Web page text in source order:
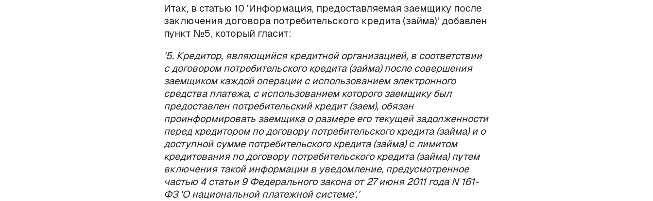
Итак, в статью 10 'Информация, предоставляемая заемщику после
заключения договора потребительского кредита (займа)' добавлен
пункт №5, который гласит:
'5. Кредитор, являющийся кредитной организацией, в соответствии
с договором потребительского кредита (займа) после совершения
заемщиком каждой операции с использованием электронного
средства платежа, с использованием которого заемщику был
предоставлен потребительский кредит (заем), обязан
проинформировать заемщика о размере его текущей задолженности
перед кредитором по договору потребительского кредита (займа) и о
доступной сумме потребительского кредита (займа) с лимитом
кредитования по договору потребительского кредита (займа) путем
включения такой информации в уведомление, предусмотренное
частью 4 статьи 9 Федерального закона от 27 июня 2011 года N 161-
ФЗ 'О национальной платежной системе'.'